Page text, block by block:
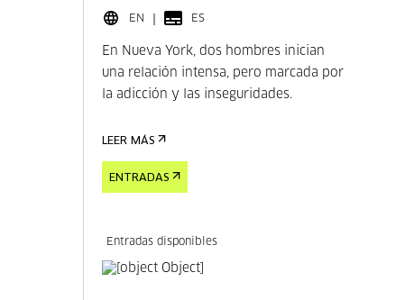
EN ES
En Nueva York, dos hombres inician
una relación intensa, pero marcada por
la adicción y las inseguridades.
LEER MÁS
ENTRADAS
Entradas disponibles